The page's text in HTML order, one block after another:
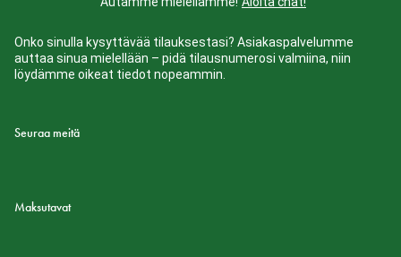
Onko sinulla kysyttävää tilauksestasi? Asiakaspalvelumme
auttaa sinua mielellään – pidä tilausnumerosi valmiina, niin
löydämme oikeat tiedot nopeammin.
Seuraa meitä
Maksutavat